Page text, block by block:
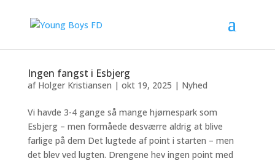
Ingen fangst i Esbjerg
af Holger Kristiansen | okt 19, 2025 | Nyhed
Vi havde 3-4 gange så mange hjørnespark som
Esbjerg – men formåede desværre aldrig at blive
farlige på dem Det lugtede af point i starten – men
det blev ved lugten. Drengene hev ingen point med